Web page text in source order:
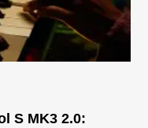
S MK3 2.0: